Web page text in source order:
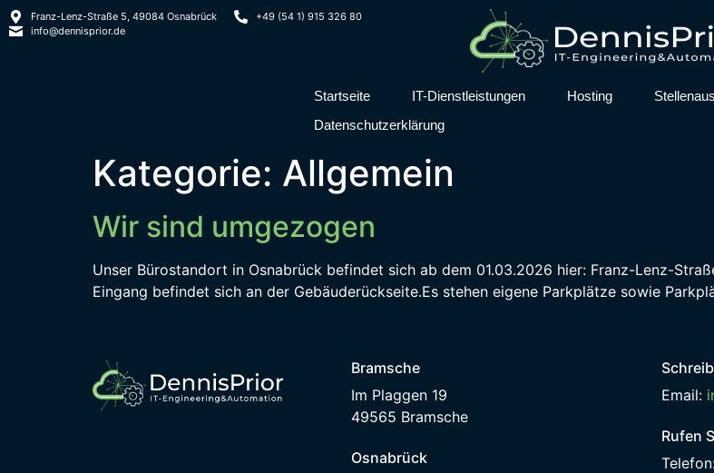
Franz-Lenz-Straße 5, 49084 Osnabrück
+49 (54 1) 915 326 80
info@dennisprior.de
Startseite IT-Dienstleistungen Hosting
Datenschutzerklärung
Kategorie: Allgemein
Wir sind umgezogen
Unser Bürostandort in Osnabrück befindet sich ab dem 01.03.2026 hier: Franz-Lenz-
Eingang befindet sich an der Gebäuderückseite.Es stehen eigene Parkplätze sowie
Bramsche
Im Plaggen 19
49565 Bramsche
Osnabrück
Email:
Rufen